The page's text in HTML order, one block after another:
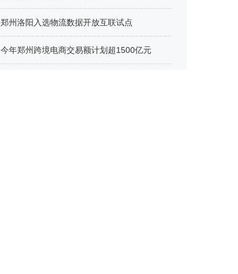
郑州洛阳入选物流数据开放互联试点
今年郑州跨境电商交易额计划超1500亿元